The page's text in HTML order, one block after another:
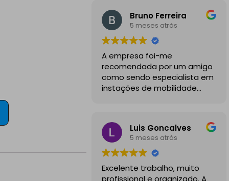
Bruno Ferreira
5 meses atrás
A empresa foi-me
recomendada por um amigo
como sendo especialista em
instações de mobilidade
profissionais, comunicativos e
disponiveis para todas as
minhas dúvidas.
A instalação de tomada
reforçada em garagem
Luis Goncalves
5 meses atrás
Excelente trabalho, muito
profissional e organizado. A